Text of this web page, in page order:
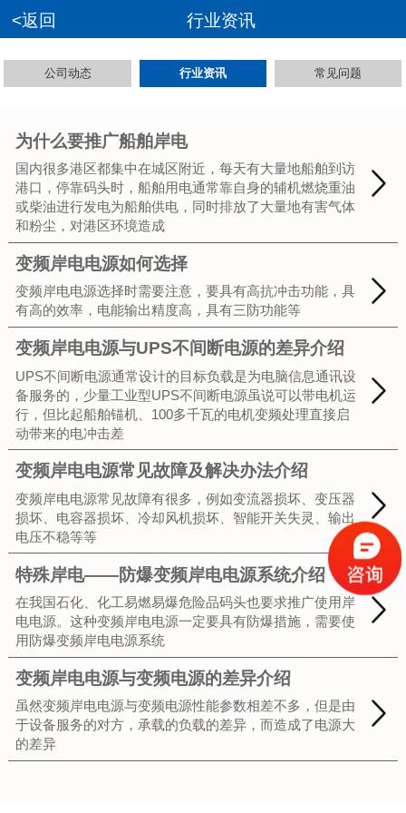
<返回 行业资讯
公司动态 行业资讯 常见问题
为什么要推广船舶岸电
国内很多港区都集中在城区附近，每天有大量地船舶到访
港口，停靠码头时，船舶用电通常靠自身的辅机燃烧重油
或柴油进行发电为船舶供电，同时排放了大量地有害气体
和粉尘，对港区环境造成
变频岸电电源如何选择
变频岸电电源选择时需要注意，要具有高抗冲击功能，具
有高的效率，电能输出精度高，具有三防功能等
变频岸电电源与UPS不间断电源的差异介绍
UPS不间断电源通常设计的目标负载是为电脑信息通讯设
备服务的，少量工业型UPS不间断电源虽说可以带电机运
行，但比起船舶锚机、100多千瓦的电机变频处理直接启
动带来的电冲击差
变频岸电电源常见故障及解决办法介绍
变频岸电电源常见故障有很多，例如变流器损坏、变压器
损坏、电容器损坏、冷却风机损坏、智能开关失灵、输出
电压不稳等等
特殊岸电——防爆变频岸电电源系统介绍
在我国石化、化工易燃易爆危险品码头也要求推广使用岸
电电源。这种变频岸电电源一定要具有防爆措施，需要使
用防爆变频岸电电源系统
变频岸电电源与变频电源的差异介绍
虽然变频岸电电源与变频电源性能参数相差不多，但是由
于设备服务的对方，承载的负载的差异，而造成了电源大
的差异